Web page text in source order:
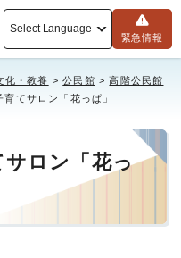
Select Language
緊急情報
化・教養 >公民館 >高階公民館
てサロン「花っぱ」
サロン「花っ